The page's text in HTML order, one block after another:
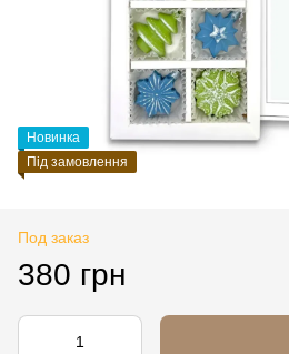
Новинка
Під замовлення
Под заказ
380 грн